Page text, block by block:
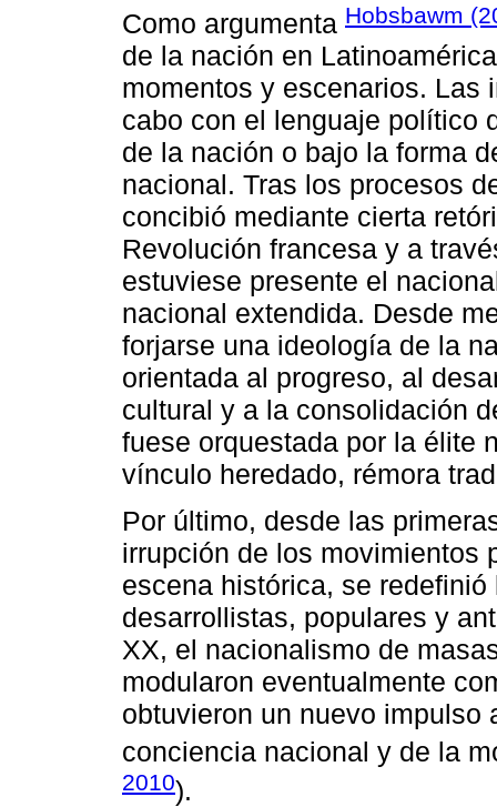
Como argumenta Hobsbawm
de la nación en
momentos y escenarios. Las
cabo con el lenguaje político
de la nación o bajo la forma
nacional. Tras los procesos
concibió mediante cierta
Revolución francesa y a
estuviese presente el
nacional extendida. Desde
forjarse una ideología de la
orientada al progreso, al
cultural y a la consolidación
fuese orquestada por la élite
vínculo heredado, rémora
Por último, desde las
irrupción de los movimientos
escena histórica, se
desarrollistas, populares y
XX, el nacionalismo de
modularon eventualmente
obtuvieron un nuevo impulso
conciencia nacional y de la
2010).